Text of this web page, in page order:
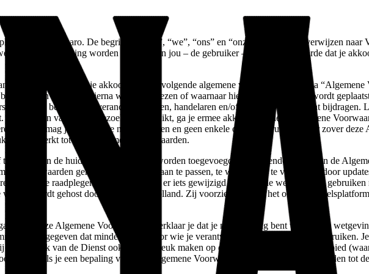
door Vinaro. De begrippen “wij”, “we”, “ons” en “onze” op deze site verwijzen naar
ter beschikking worden gesteld, aan jou – de gebruiker – aan op voorwaarde dat je
onze “Dienst” en ga je akkoord met de volgende algemene voorwaarden (hierna
waarnaar hierna wordt verwezen of waarnaar hierna een koppeling wordt
de site bezoeken, leveranciers, klanten, handelaren en/of personen die content bijdragen.
je delen van de site bezoekt of gebruikt, ga je ermee akkoord dat deze Algemene
mag je de website niet bezoeken en geen enkele dienst gebruiken. Voor zover deze
beperkt tot deze Algemene Voorwaarden.
die aan de huidige winkel kunnen worden toegevoegd. De geldende versie van de
Voorwaarden geheel of gedeeltelijk aan te passen, te wijzigen of te vervangen door
te raadplegen om na te gaan of er iets gewijzigd is. Als je de website blijft
wordt gehost door Webdesign Holland. Zij voorzien ons van het online
deze Algemene Voorwaarden, verklaar je dat je meerderjarig bent volgens de
hebt gegeven dat minderjarigen voor wie je verantwoordelijk bent deze site gebruiken. Je
gebruik van de Dienst ook geen inbreuk maken op de wetgeving van je rechtsgebied
Als je een bepaling van deze Algemene Voorwaarden niet naleeft, zal dat leiden tot